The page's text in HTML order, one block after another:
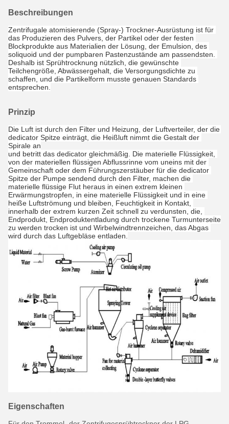
Beschreibungen
Zentrifugale atomisierende (Spray-) Trockner-Ausrüstung ist für
das Produzieren des Pulvers, der Partikel oder der festen
Blockprodukte aus Materialien der Lösung, der Emulsion, des
soliquoid und der pumpbaren Pastenzustände am passendsten.
Deshalb ist Sprühtrocknung nützlich, die gewünschte
Teilchengröße, Abwässergehalt, die Versorgungsdichte zu
schaffen, und die Partikelform musste genauen Standards
entsprechen.
Prinzip
Die Luft ist durch den Filter und Heizung, der Luftverteiler, der die
dedicator Spitze einträgt, die Heißluft nimmt die Gestalt der
Spirale an
und betritt das dedicator gleichmäßig. Die materielle Flüssigkeit,
von der materiellen flüssigen Abflussrinne vom uneins mit der
Gemeinschaft oder dem Führungszerstäuber für die dedicator
Spitze der Pumpe sendend durch den Filter, machen die
materielle flüssige Flut heraus in einen extrem kleinen
Erwärmungstropfen, in eine materielle Flüssigkeit und in eine
heiße Luftströmung und bleiben, Feuchtigkeit in Kontakt,
innerhalb der extrem kurzen Zeit schnell zu verdunsten, die,
Endprodukt, Endproduktentladung durch trockene Turmunterseite
zu werden trocken ist und Wirbelwindtrennzeichen, das Abgas
wird durch das Luftgebläse entladen.
Eigenschaften